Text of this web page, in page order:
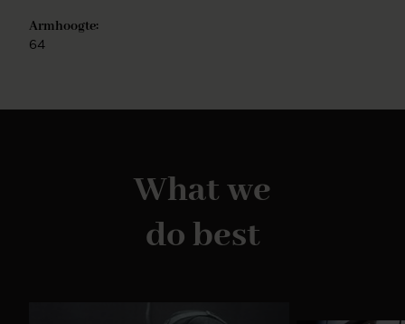
Armhoogte:
64
What we
do best